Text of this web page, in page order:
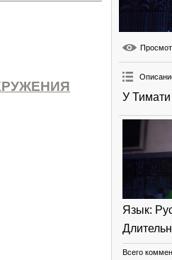
У Тимати
Язык:
Всего